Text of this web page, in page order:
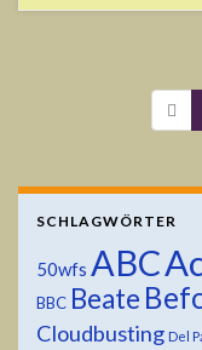
SCHLAGWÖRTER
50wfs ABC
BBC Beate
Cloudbusting Del